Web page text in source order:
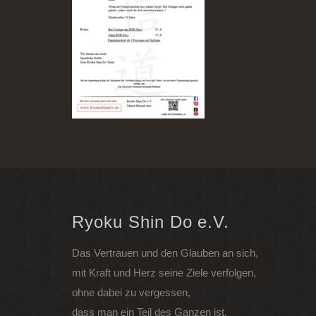
Ryoku Shin Do e.V.
Das Vertrauen und den Glauben an sich,
mit Kraft und Herz seine Ziele verfolgen,
ohne dabei zu vergessen,
dass man ein Teil des Ganzen ist.